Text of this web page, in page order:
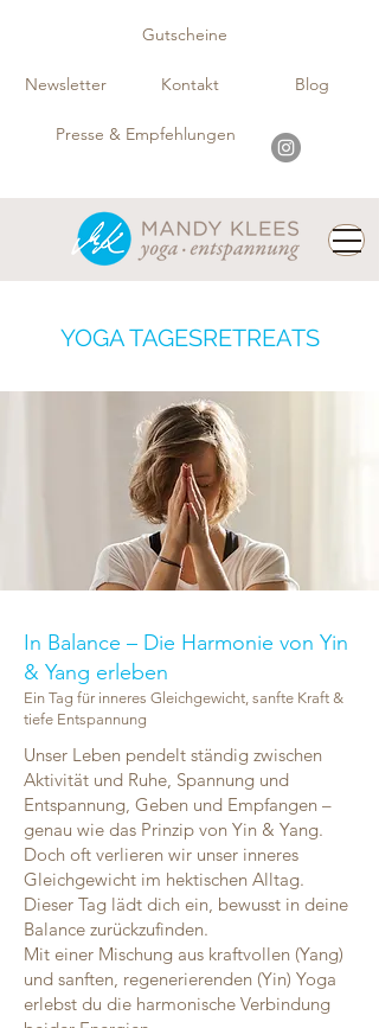
Kontakt
Newsletter Blog
Gutscheine
Presse & Empfehlungen
YOGA TAGESRETREATS
In Balance – Die Harmonie von Yin
& Yang erleben
Ein Tag für inneres Gleichgewicht, sanfte Kraft &
tiefe Entspannung
Unser Leben pendelt ständig zwischen
Aktivität und Ruhe, Spannung und
Entspannung, Geben und Empfangen –
genau wie das Prinzip von Yin & Yang.
Doch oft verlieren wir unser inneres
Gleichgewicht im hektischen Alltag.
Dieser Tag lädt dich ein, bewusst in deine
Balance zurückzufinden.
Mit einer Mischung aus kraftvollen (Yang)
und sanften, regenerierenden (Yin) Yoga
erlebst du die harmonische Verbindung